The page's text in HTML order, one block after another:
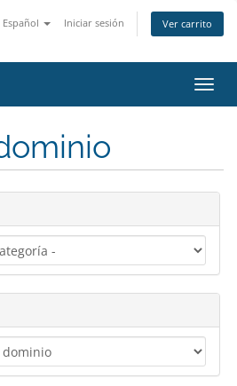
Español Iniciar sesión Ver carrito